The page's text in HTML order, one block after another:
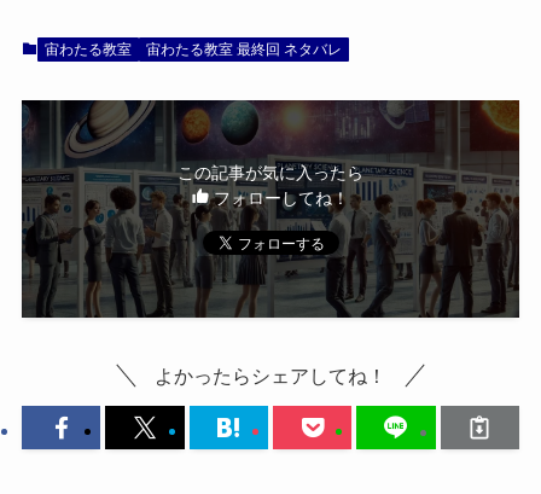
宙わたる教室 宙わたる教室 最終回 ネタバレ
この記事が気に入ったら
フォローしてね！
よかったらシェアしてね！